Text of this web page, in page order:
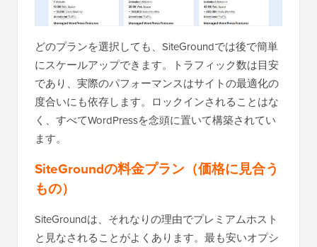
どのプランを選択しても、SiteGroundでは後で簡単
にスケールアップできます。トラフィック数は目安
であり、実際のパフォーマンスはサイトの最適化の
度合いにも依存します。ロックインされることはな
く、すべてWordPressを念頭に置いて構築されてい
ます。
SiteGroundの料金プラン（価格に見合う
もの）
SiteGroundは、それなりの理由でプレミアムホスト
と見なされることがよくあります。最も安いオプシ